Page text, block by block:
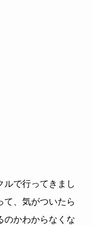
ルで行ってきまし
て、気がついたら
のかわからなくな